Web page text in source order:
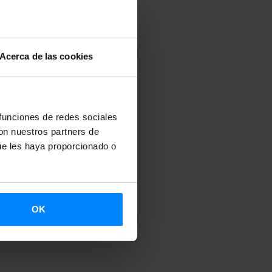
Acerca de las cookies
de redes sociales
nuestros partners de
les haya proporcionado o
OK
decana de
Deusto.
de
y la
tanto